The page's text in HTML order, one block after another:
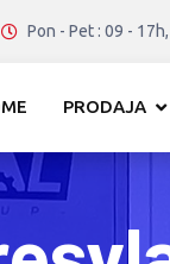
Pon - Pet : 09 -
PRODAJA